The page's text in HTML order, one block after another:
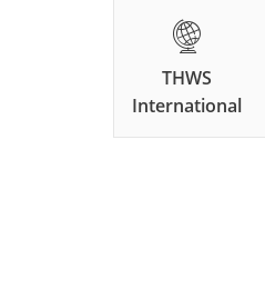
THWS
International